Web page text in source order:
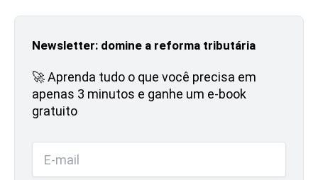
Newsletter: domine a reforma tributária
🚀 Aprenda tudo o que você precisa em
apenas 3 minutos e ganhe um e-book
gratuito